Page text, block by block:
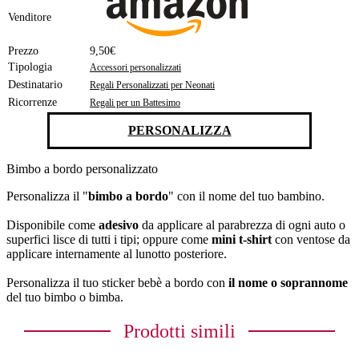
Venditore
Prezzo
9,50€
Tipologia
Accessori personalizzati
Destinatario Regali Personalizzati per Neonati
Ricorrenze Regali per un Battesimo
PERSONALIZZA
Bimbo a bordo personalizzato
Personalizza il "bimbo a bordo" con il nome del tuo bambino.
Disponibile come adesivo da applicare al parabrezza di ogni auto o
superfici lisce di tutti i tipi; oppure come mini t-shirt con ventose da
applicare internamente al lunotto posteriore.
Personalizza il tuo sticker bebè a bordo con il nome o soprannome
del tuo bimbo o bimba.
Prodotti simili